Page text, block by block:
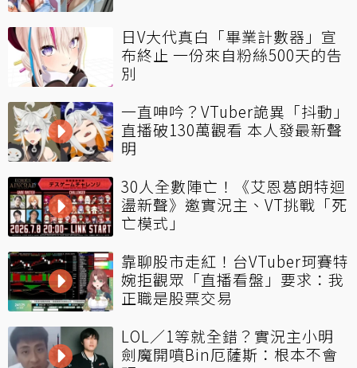
日V大代真白「畢業計數器」宣
布終止 一份來自粉絲500天的告
別
一直呻吟？VTuber詭異「抖動」
直播破130萬觀看 本人發最新聲
明
30人全數陣亡！《艾恩葛朗特迴
盪新聲》邀實況主、VT挑戰「死
亡模式」
靠聊股市走紅！台VTuber珂賽特
婉拒觀眾「直播看盤」要求：我
正職是股票交易
LOL／1等就全錯？實況主小明
劍魔開噴Bin厄薩斯：根本不會